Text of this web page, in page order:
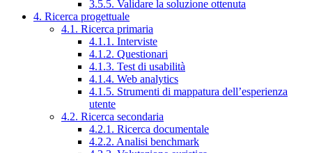
3.5.5. Validare la soluzione ottenuta
4. Ricerca progettuale
4.1. Ricerca primaria
4.1.1. Interviste
4.1.2. Questionari
4.1.3. Test di usabilità
4.1.4. Web analytics
4.1.5. Strumenti di mappatura dell’esperienza
utente
4.2. Ricerca secondaria
4.2.1. Ricerca documentale
4.2.2. Analisi benchmark